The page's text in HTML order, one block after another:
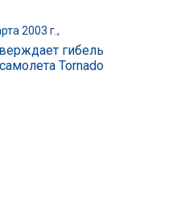
2003 г.,
гибель
Tornado